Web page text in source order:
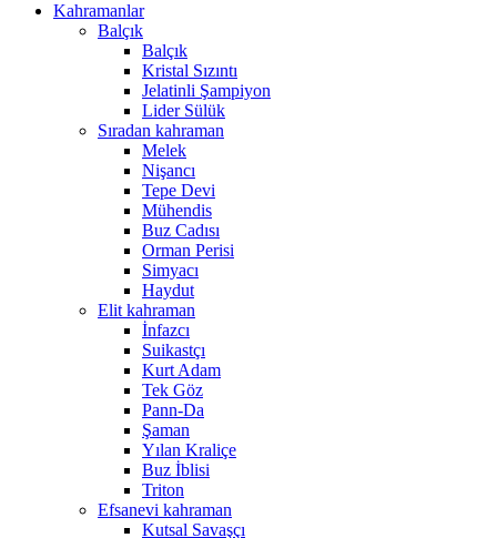
Kahramanlar
Balçık
Balçık
Kristal Sızıntı
Jelatinli Şampiyon
Lider Sülük
Sıradan kahraman
Melek
Nişancı
Tepe Devi
Mühendis
Buz Cadısı
Orman Perisi
Simyacı
Haydut
Elit kahraman
İnfazcı
Suikastçı
Kurt Adam
Tek Göz
Pann-Da
Şaman
Yılan Kraliçe
Buz İblisi
Triton
Efsanevi kahraman
Kutsal Savaşçı